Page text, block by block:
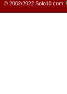
© 2002/2022 Solo10.com